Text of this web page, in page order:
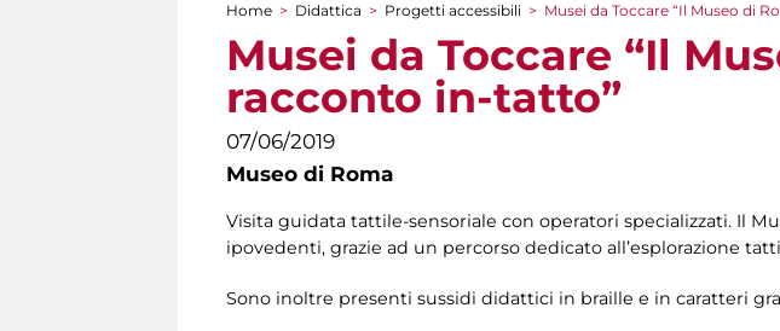
Tu sei qui
Home > Didattica > Progetti accessibili > Musei da Toccare “Il Museo di
Musei da Toccare “Il
racconto in-tatto”
07/06/2019
Museo di Roma
Visita guidata tattile-sensoriale con operatori specializzati. Il
ipovedenti, grazie ad un percorso dedicato all’esplorazione
Sono inoltre presenti sussidi didattici in braille e in caratteri